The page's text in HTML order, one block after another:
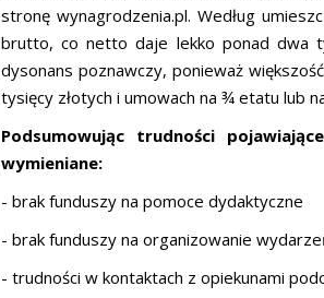
stronę wynagrodzenia.pl. Według
brutto, co netto daje lekko ponad dwa
dysonans poznawczy, ponieważ
tysięcy złotych i umowach na ¾ etatu lub
Podsumowując trudności
wymieniane:
- brak funduszy na pomoce dydaktyczne
- brak funduszy na organizowanie
- trudności w kontaktach z opiekunami